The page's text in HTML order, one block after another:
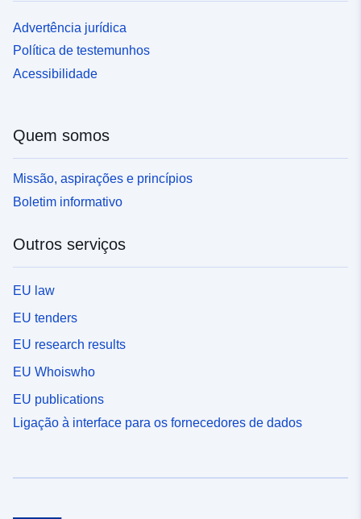
Advertência jurídica
Política de testemunhos
Acessibilidade
Quem somos
Missão, aspirações e princípios
Boletim informativo
Outros serviços
EU law
EU tenders
EU research results
EU Whoiswho
EU publications
Ligação à interface para os fornecedores de dados